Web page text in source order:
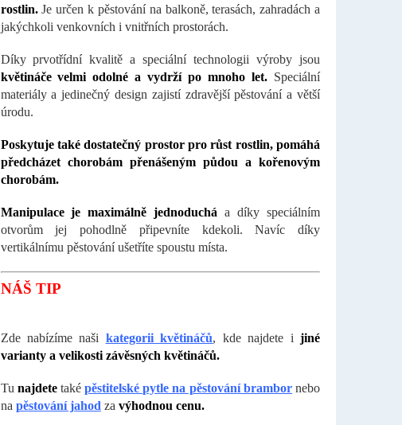
rostlin.Je určen k pěstování na balkoně, terasách, zahradách a
jakýchkoli venkovních i vnitřních prostorách.
Díky prvotřídní kvalitě a speciální technologii výroby jsou
květináče velmi odolné a vydrží po mnoho let. Speciální
materiály a jedinečný design zajistí zdravější pěstování a větší
úrodu.
Poskytuje také dostatečný prostor pro růst rostlin, pomáhá
předcházet chorobám přenášeným půdou a kořenovým
chorobám.
Manipulace je maximálně jednoduchá a díky speciálním
otvorům jej pohodlně připevníte kdekoli. Navíc díky
vertikálnímu pěstování ušetříte spoustu místa.
NÁŠ TIP
Zde nabízíme naši kategorii květináčů, kde najdete i jiné
varianty a velikosti závěsných květináčů.
Tu najdete taképěstitelské pytle na pěstování brambornebo
na pěstování jahod za výhodnou cenu.